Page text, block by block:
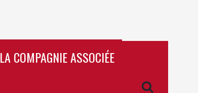
LA COMPAGNIE ASSOCIÉE